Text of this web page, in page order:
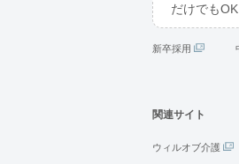
だけでもOK
新卒採用
関連サイト
ウィルオブ介護